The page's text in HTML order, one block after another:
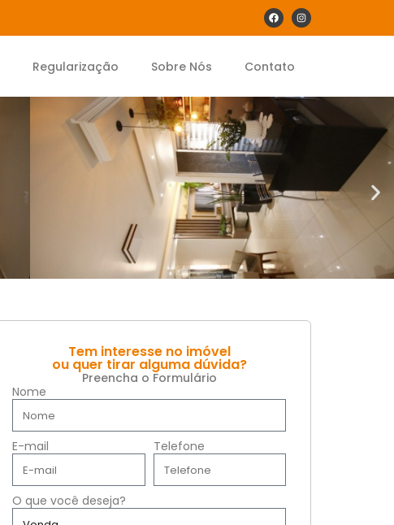
Regularização Sobre Nós Contato
Tem interesse no imóvel
ou quer tirar alguma dúvida?
Preencha o Formulário
Nome
E-mail Telefone
O que você deseja?